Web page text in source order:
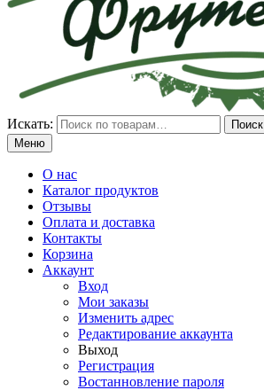
Искать:
Поиск
Меню
О нас
Каталог продуктов
Отзывы
Оплата и доставка
Контакты
Корзина
Аккаунт
Вход
Мои заказы
Изменить адрес
Редактирование аккаунта
Выход
Регистрация
Востанновление пароля